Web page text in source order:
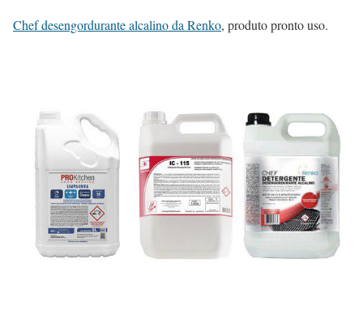
Chef desengordurante alcalino da Renko, produto pronto uso.